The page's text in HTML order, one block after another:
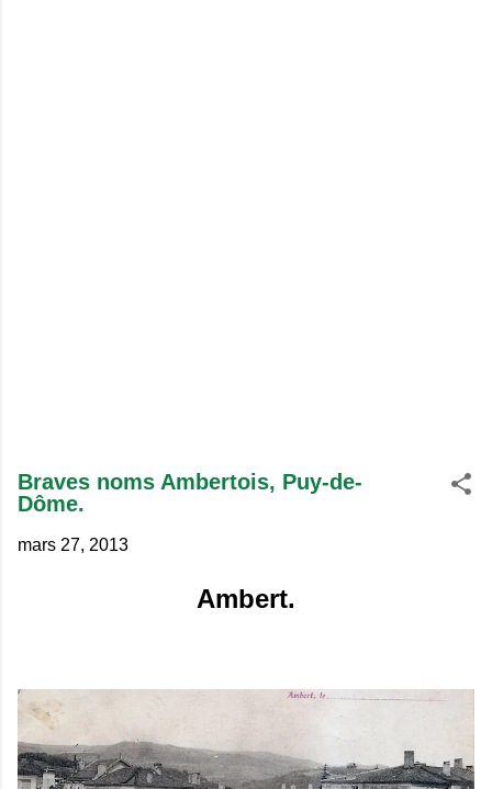
Braves noms Ambertois, Puy-de-
Dôme.
mars 27, 2013
Ambert.